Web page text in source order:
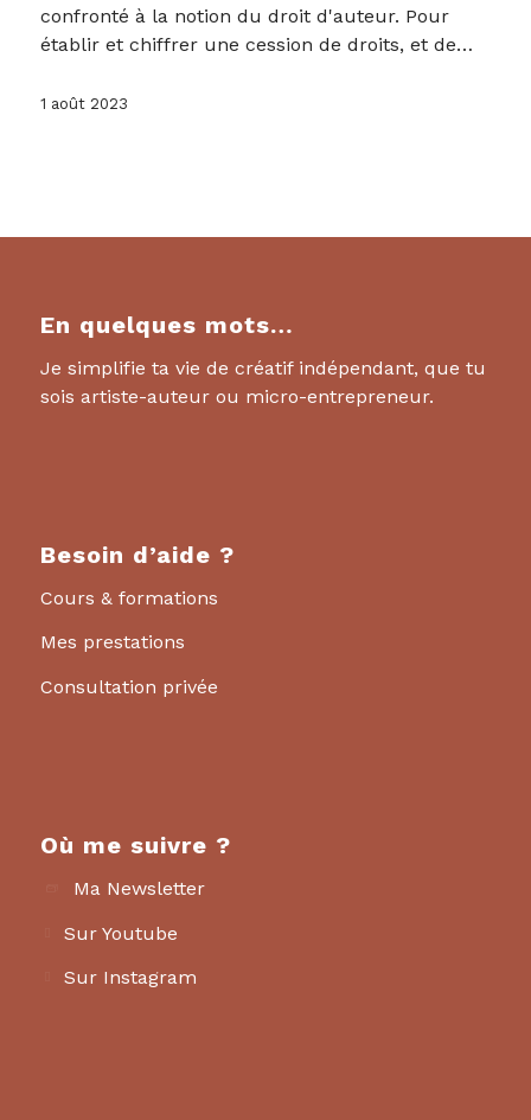
confronté à la notion du droit d'auteur. Pour
établir et chiffrer une cession de droits, et de…
1 août 2023
En quelques mots…
Je simplifie ta vie de créatif indépendant, que tu
sois artiste-auteur ou micro-entrepreneur.
Besoin d’aide ?
Cours & formations
Mes prestations
Consultation privée
Où me suivre ?
Ma Newsletter
Sur Youtube
Sur Instagram